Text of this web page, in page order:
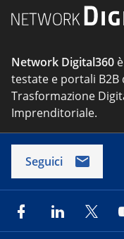
Network Digital360
testate e portali B2B
Trasformazione
Imprenditoriale.
Seguici